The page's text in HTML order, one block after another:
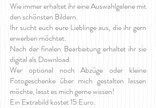
Wie immer erhaltet ihr eine Auswahlgalerie mit
den schönsten Bildern.
Ihr sucht euch eure Lieblinge aus, die ihr gern
erwerben möchtet.
Nach der finalen Bearbeitung erhaltet ihr sie
digital als Download.
Wer optional noch Abzüge oder kleine
Fotogeschenke über mich gestalten lassen
möchte, lasst es mich gerne wissen!
Ein Extrabild kostet 15 Euro.